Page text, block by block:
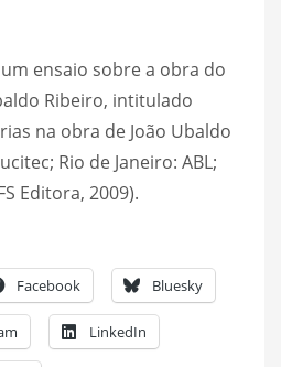
ensaio sobre a obra do
Ribeiro, intitulado
na obra de João Ubaldo
Rio de Janeiro: ABL;
Editora, 2009).
Facebook Bluesky
LinkedIn